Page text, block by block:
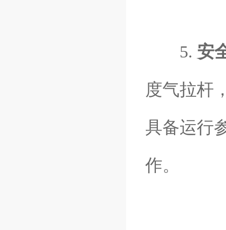
5. 安
度气拉杆
具备运行
作。